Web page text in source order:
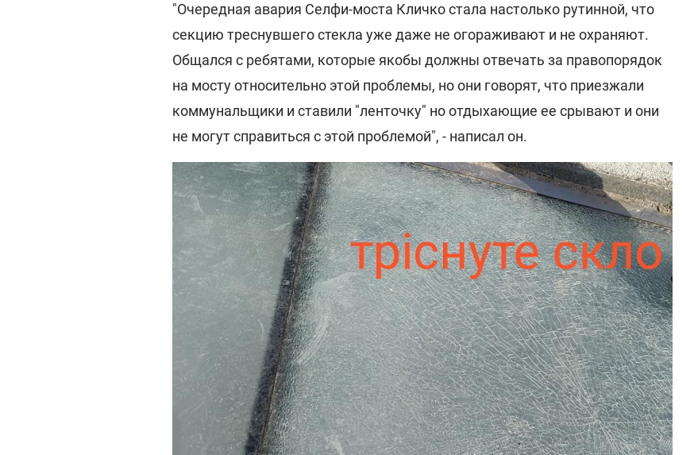
"Очередная авария Селфи-моста Кличко стала настолько рутинной, что
секцию треснувшего стекла уже даже не огораживают и не охраняют.
Общался с ребятами, которые якобы должны отвечать за правопорядок
на мосту относительно этой проблемы, но они говорят, что приезжали
коммунальщики и ставили "ленточку" но отдыхающие ее срывают и они
не могут справиться с этой проблемой", - написал он.